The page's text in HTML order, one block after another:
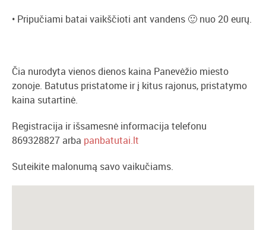
• Pripučiami batai vaikščioti ant vandens 🙂 nuo 20 eurų.
Čia nurodyta vienos dienos kaina Panevėžio miesto
zonoje. Batutus pristatome ir į kitus rajonus, pristatymo
kaina sutartinė.
Registracija ir išsamesnė informacija telefonu
869328827 arba panbatutai.lt
Suteikite malonumą savo vaikučiams.